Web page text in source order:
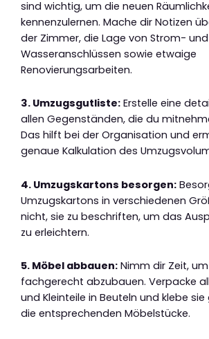
sind wichtig, um die neuen
kennenzulernen. Mache dir Notizen
der Zimmer, die Lage von Strom- und
Wasseranschlüssen sowie etwaige
Renovierungsarbeiten.
3. Umzugsgutliste: Erstelle eine
allen Gegenständen, die du
Das hilft bei der Organisation und
genaue Kalkulation des
4. Umzugskartons besorgen:
Umzugskartons in verschiedenen
nicht, sie zu beschriften, um das
zu erleichtern.
5. Möbel abbauen: Nimm dir Zeit,
fachgerecht abzubauen. Verpacke
und Kleinteile in Beuteln und klebe
die entsprechenden Möbelstücke.